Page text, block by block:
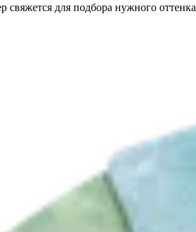
свяжется для подбора нужного оттенка